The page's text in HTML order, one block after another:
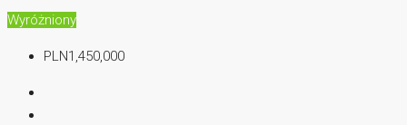
Wyróżniony
PLN1,450,000